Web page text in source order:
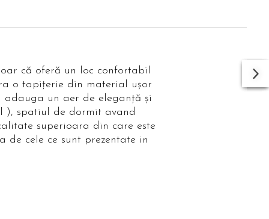
că oferă un loc confortabil
o tapițerie din material ușor
adauga un aer de eleganță și
), spatiul de dormit avand
superioara din care este
cele ce sunt prezentate in